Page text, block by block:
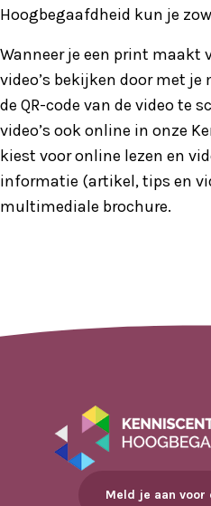
Hoogbegaafdheid kun je
Wanneer je een print maakt
video’s bekijken door met
de QR-code van de video te
video’s ook online in onze
kiest voor online lezen en
informatie (artikel, tips en
multimediale brochure.
Meld je aan